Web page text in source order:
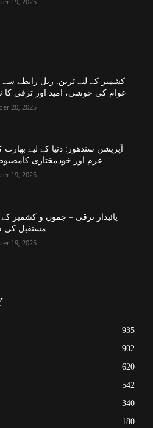
کشمیر کے لیے ٹرین: ریل رابطے
عوام کی خوشی، امید اور ترقی کا
20, 2025
آپریشن سندھور: دنیا کے لیے بھارت
عزم اور خودمختاری
19, 2025
پائیدار ترقی – جموں و کشمیر
مستقبل کی
19, 2025
935
902
620
542
340
180